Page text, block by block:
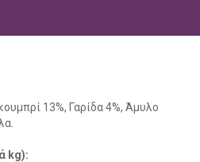
13%, Γαρίδα 4%, Άμυλο
kg):